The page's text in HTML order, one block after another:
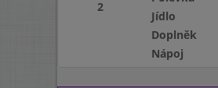
2
Jídlo
Doplněk
Nápoj